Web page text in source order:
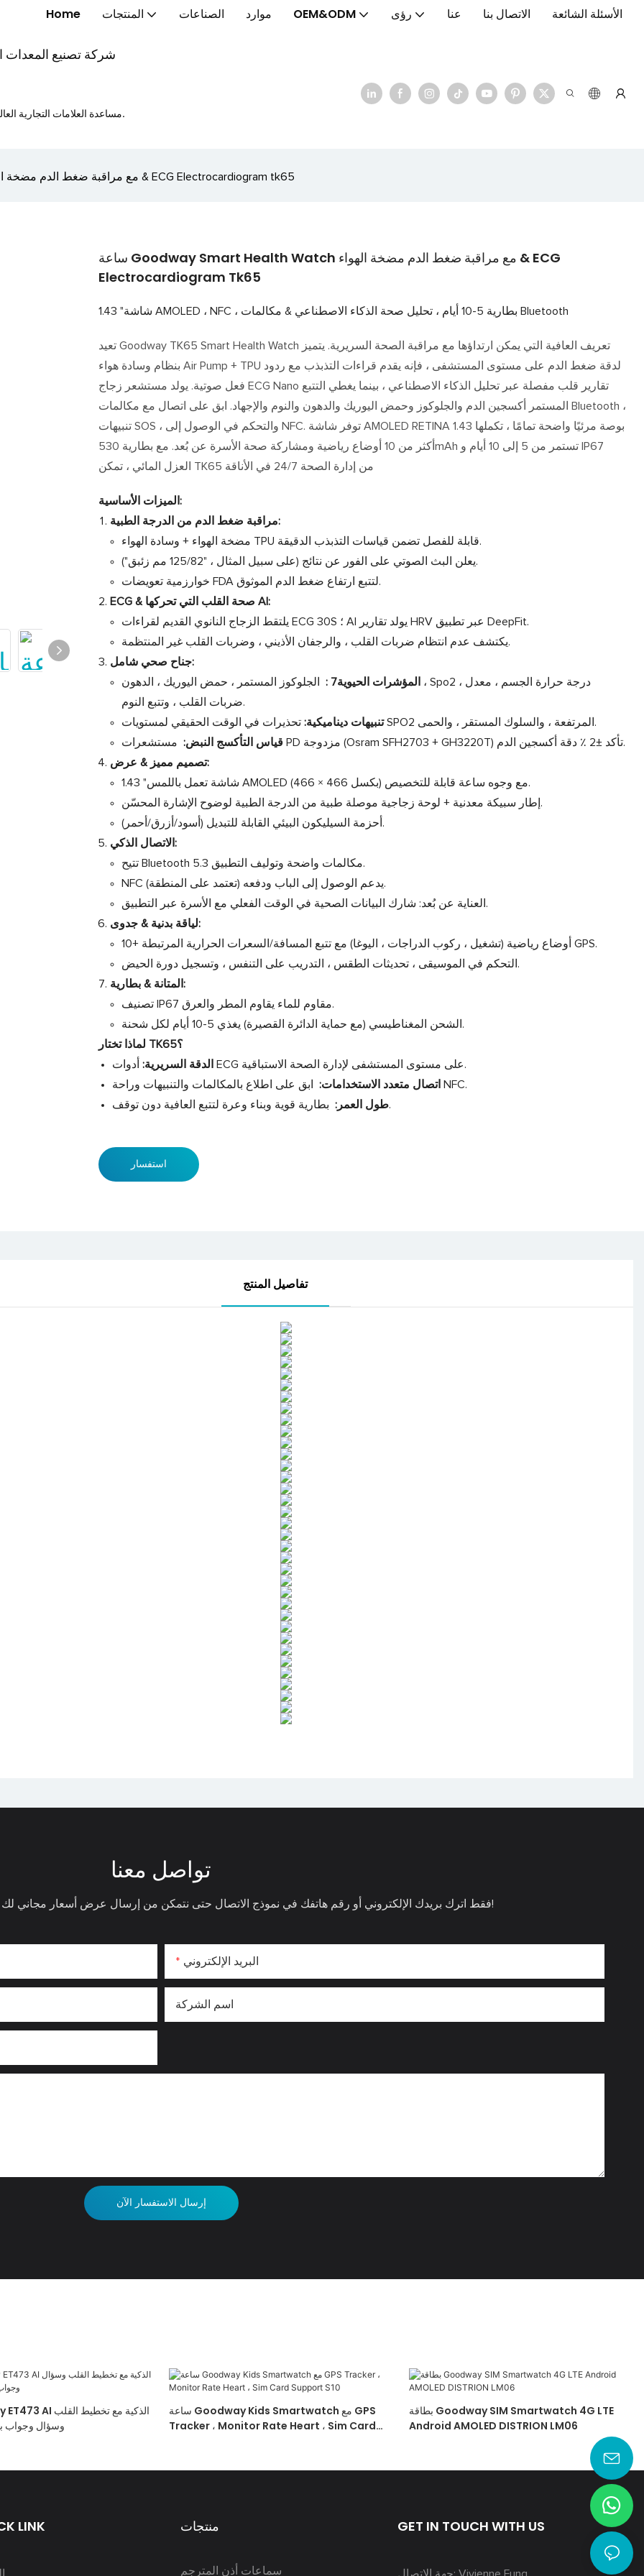
Home المنتجات الصناعات موارد OEM&ODM رؤى عنا الاتصال بنا الأسئلة الشائعة
شركة تصنيع المعدات
مساعدة العلامات التجارية العالمية على إطلاق الخواتم الذكية والنظارات الذكية والساعات الذكية بشكل أسرع.
ساعة Goodway Smart Health Watch مع مراقبة ضغط الدم مضخة الهواء & ECG Electrocardiogram tk65
ساعة Goodway Smart Health Watch مع مراقبة ضغط الدم مضخة الهواء & ECG
Electrocardiogram Tk65
1.43 "شاشة AMOLED ، NFC ، بطارية 5-10 أيام ، تحليل صحة الذكاء الاصطناعي & مكالمات Bluetooth
تعيد Goodway TK65 Smart Health Watch تعريف العافية التي يمكن ارتداؤها مع مراقبة الصحة السريرية. يتميز
بنظام وسادة هواء Air Pump + TPU لدقة ضغط الدم على مستوى المستشفى ، فإنه يقدم قراءات التذبذب مع ردود
فعل صوتية. يولد مستشعر زجاج ECG Nano تقارير قلب مفصلة عبر تحليل الذكاء الاصطناعي ، بينما يغطي التتبع
المستمر أكسجين الدم والجلوكوز وحمض اليوريك والدهون والنوم والإجهاد. ابق على اتصال مع مكالمات Bluetooth ،
تنبيهات SOS ، والتحكم في الوصول إلى NFC. توفر شاشة AMOLED RETINA 1.43 بوصة مرئيًا واضحة تمامًا ، تكملها
أكثر من 10 أوضاع رياضية ومشاركة صحة الأسرة عن بُعد. مع بطارية 530mAh تستمر من 5 إلى 10 أيام و IP67
العزل المائي ، تمكن TK65 من إدارة الصحة 24/7 في الأناقة
الميزات الأساسية:
مراقبة ضغط الدم من الدرجة الطبية:
مضخة الهواء + وسادة الهواء TPU قابلة للفصل تضمن قياسات التذبذب الدقيقة.
يعلن البث الصوتي على الفور عن نتائج (على سبيل المثال ، "125/82 مم زئبق").
خوارزمية تعويضات FDA لتتبع ارتفاع ضغط الدم الموثوق.
ECG & صحة القلب التي تحركها AI:
يلتقط الزجاج النانوي القديم لقراءات ECG 30S ؛ AI يولد تقارير HRV عبر تطبيق DeepFit.
يكتشف عدم انتظام ضربات القلب ، والرجفان الأذيني ، وضربات القلب غير المنتظمة.
جناح صحي شامل:
المؤشرات الحيوية7 :
الجلوكوز المستمر ، حمض اليوريك ، الدهون ، Spo2 ، درجة حرارة الجسم ، معدل
ضربات القلب ، وتتبع النوم.
تنبيهات ديناميكية:
تحذيرات في الوقت الحقيقي لمستويات SPO2 المرتفعة ، والسلوك المستقر ، والحمى.
قياس التأكسج النبض:
مستشعرات PD مزدوجة (Osram SFH2703 + GH3220T) تأكد ±2 ٪ دقة أكسجين الدم.
تصميم مميز & عرض:
1.43 "شاشة تعمل باللمس AMOLED (466 × 466 بكسل) مع وجوه ساعة قابلة للتخصيص.
إطار سبيكة معدنية + لوحة زجاجية موصلة طبية من الدرجة الطبية لوضوح الإشارة المحسّن.
أحزمة السيليكون البيئي القابلة للتبديل (أسود/أزرق/أحمر).
الاتصال الذكي:
تتيح Bluetooth 5.3 مكالمات واضحة وتوليف التطبيق.
NFC يدعم الوصول إلى الباب ودفعه (تعتمد على المنطقة).
العناية عن بُعد: شارك البيانات الصحية في الوقت الفعلي مع الأسرة عبر التطبيق.
لياقة بدنية & جدوى:
10+ أوضاع رياضية (تشغيل ، ركوب الدراجات ، اليوغا) مع تتبع المسافة/السعرات الحرارية المرتبطة GPS.
التحكم في الموسيقى ، تحديثات الطقس ، التدريب على التنفس ، وتسجيل دورة الحيض.
المتانة & بطارية:
تصنيف IP67 مقاوم للماء يقاوم المطر والعرق.
الشحن المغناطيسي (مع حماية الدائرة القصيرة) يغذي 5-10 أيام لكل شحنة.
لماذا تختار TK65؟
الدقة السريرية:
أدوات ECG على مستوى المستشفى لإدارة الصحة الاستباقية.
اتصال متعدد الاستخدامات: ابق على اطلاع بالمكالمات والتنبيهات وراحة NFC.
طول العمر:بطارية قوية وبناء وعرة لتتبع العافية دون توقف.
استفسار
تفاصيل المنتج
تواصل معنا
فقط اترك بريدك الإلكتروني أو رقم هاتفك في نموذج الاتصال حتى نتمكن من إرسال عرض أسعار مجاني لك لمجموعة واسعة من التصميمات لدينا!
البريد الإلكتروني
اسم الشركة
إرسال الاستفسار الآن
وسؤال وجواب
ساعة Goodway Kids Smartwatch مع GPS
Tracker ، Monitor Rate Heart ، Sim Card
بطاقة Goodway SIM Smartwatch 4G LTE
Android AMOLED DISTRION LM06
LINK منتجات
سماعات أذن المترجم
GET IN TOUCH WITH US
جهة الاتصال: Vivienne Fung